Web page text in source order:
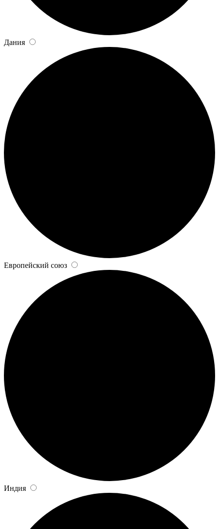
Дания
Европейский союз
Индия